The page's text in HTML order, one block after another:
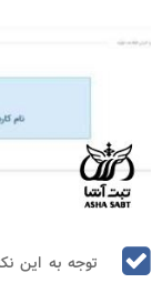
توجه به این